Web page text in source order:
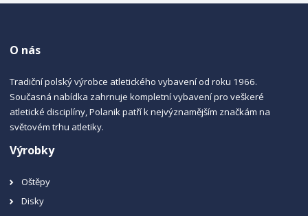
O nás
Tradiční polský výrobce atletického vybavení od roku 1966.
Současná nabídka zahrnuje kompletní vybavení pro veškeré
atletické disciplíny, Polanik patří k nejvýznamějším značkám na
světovém trhu atletiky.
Výrobky
Oštěpy
Disky